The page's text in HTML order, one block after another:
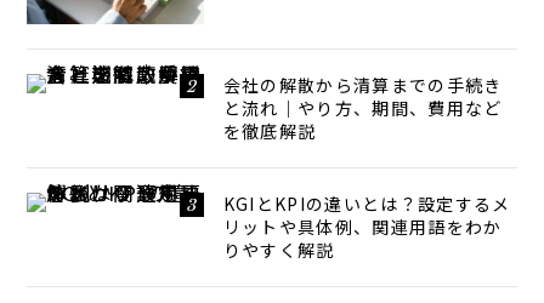
会社の解散から清算までの手続き
と流れ｜やり方、期間、費用など
を徹底解説
KGIとKPIの違いとは？設定するメ
リットや具体例、関連用語をわか
りやすく解説